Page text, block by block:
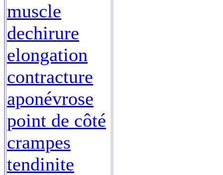
muscle
dechirure
elongation
contracture
aponévrose
point de côté
crampes
tendinite